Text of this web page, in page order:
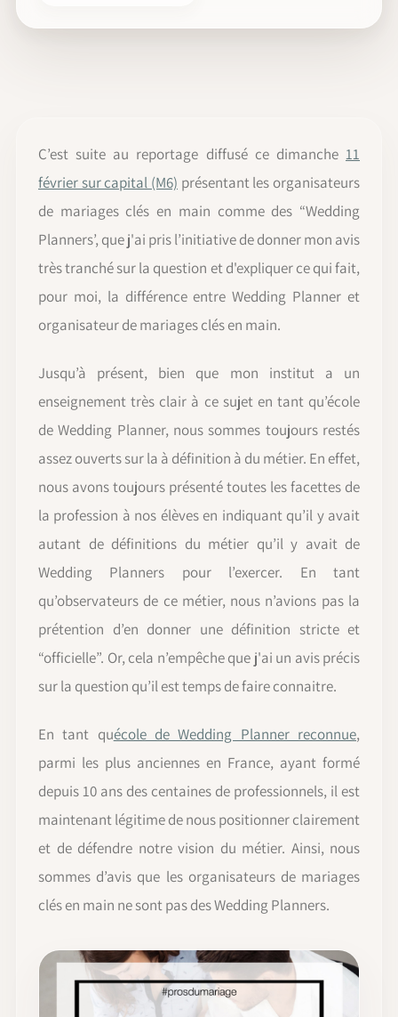
C’est suite au reportage diffusé ce dimanche 11
février sur capital (M6) présentant les organisateurs
de mariages clés en main comme des “Wedding
Planners’, que j'ai pris l’initiative de donner mon avis
très tranché sur la question et d'expliquer ce qui fait,
pour moi, la différence entre Wedding Planner et
organisateur de mariages clés en main.
Jusqu’à présent, bien que mon institut a un
enseignement très clair à ce sujet en tant qu’école
de Wedding Planner, nous sommes toujours restés
assez ouverts sur la à définition à du métier. En effet,
nous avons toujours présenté toutes les facettes de
la profession à nos élèves en indiquant qu’il y avait
autant de définitions du métier qu’il y avait de
Wedding Planners pour l’exercer. En tant
qu’observateurs de ce métier, nous n’avions pas la
prétention d’en donner une définition stricte et
“officielle”. Or, cela n’empêche que j'ai un avis précis
sur la question qu’il est temps de faire connaitre.
En tant quécole de Wedding Planner reconnue,
parmi les plus anciennes en France, ayant formé
depuis 10 ans des centaines de professionnels, il est
maintenant légitime de nous positionner clairement
et de défendre notre vision du métier. Ainsi, nous
sommes d’avis que les organisateurs de mariages
clés en main ne sont pas des Wedding Planners.